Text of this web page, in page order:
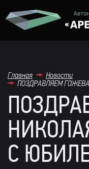
Главная
Новости
ПОЗДРАВЛЯЕМ
С